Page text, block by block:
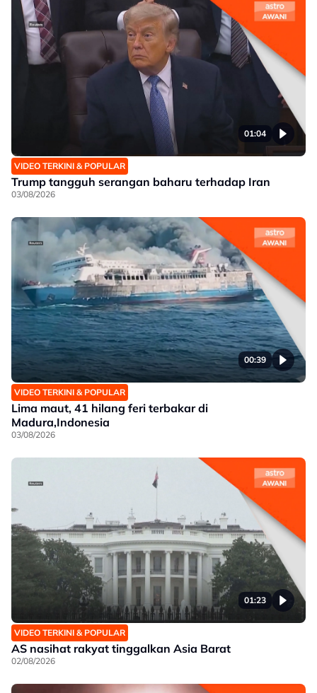
01:04
VIDEO TERKINI & POPULAR
Trump tangguh serangan baharu terhadap Iran
03/08/2026
00:39
VIDEO TERKINI & POPULAR
Lima maut, 41 hilang feri terbakar di
Madura,Indonesia
03/08/2026
01:23
VIDEO TERKINI & POPULAR
AS nasihat rakyat tinggalkan Asia Barat
02/08/2026